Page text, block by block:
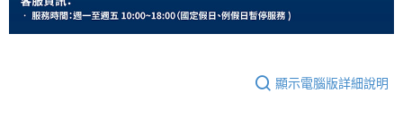
顯示電腦版詳細說明